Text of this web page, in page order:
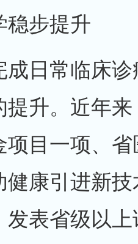
稳步提升
成日常临床
提升。近年
项目一项、
健康引进新
发表省级以